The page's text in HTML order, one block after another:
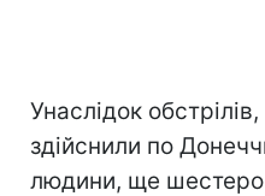
Унаслідок обстрілів,
здійснили по
людини, ще